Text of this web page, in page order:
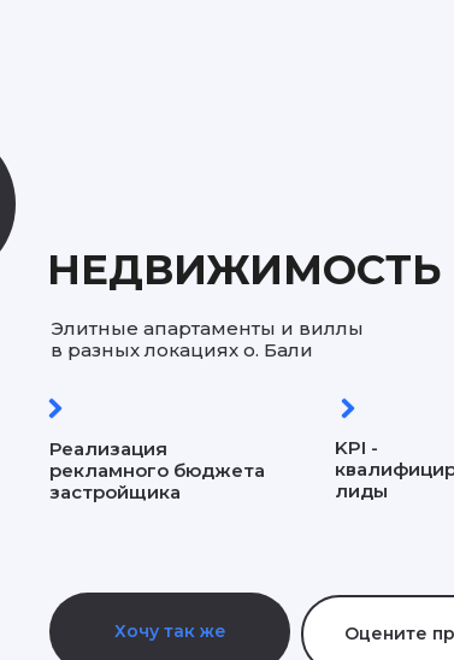
НЕДВИЖИМОСТЬ
Элитные апартаменты и виллы
в разных локациях о. Бали
Реализация
рекламного бюджета
застройщика
Хочу так же Оцените
KPI -
лиды